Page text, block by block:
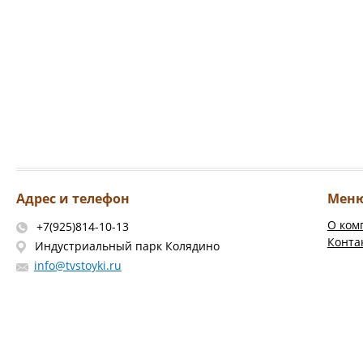
Адрес и телефон
+7(925)814-10-13
Индустриальный парк Колядино
info@tvstoyki.ru
О